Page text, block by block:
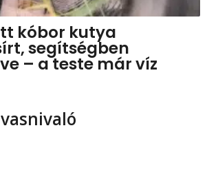
kóbor kutya
segítségben
– a teste már víz